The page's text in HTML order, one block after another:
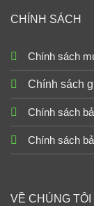
CHÍNH SÁCH
Chính sách
Chính sách
Chính sách
Chính sách
VỀ CHÚNG TÔI